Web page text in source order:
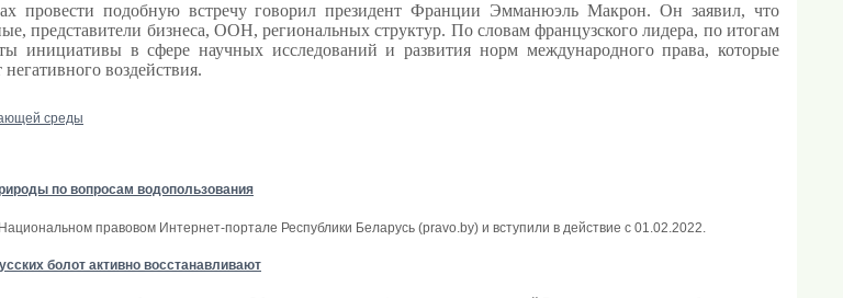
провести подобную встречу говорил президент Франции Эмманюэль Макрон. Он заявил, что
представители бизнеса, ООН, региональных структур. По словам французского лидера, по итогам
инициативы в сфере научных исследований и развития норм международного права, которые
воздействия.
среды
по вопросам водопользования
правовом Интернет-портале Республики Беларусь (pravo.by) и вступили в действие с 01.02.2022.
болот активно восстанавливают